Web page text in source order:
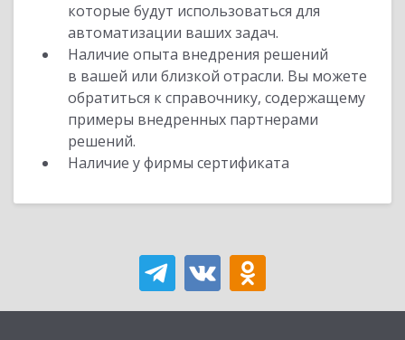
которые будут использоваться для
автоматизации ваших задач.
Наличие опыта внедрения решений
в вашей или близкой отрасли. Вы можете
обратиться к справочнику, содержащему
примеры внедренных партнерами
решений.
Наличие у фирмы сертификата